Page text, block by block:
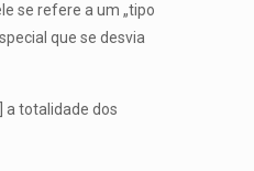
se refere a um „tipo
que se desvia
a totalidade dos